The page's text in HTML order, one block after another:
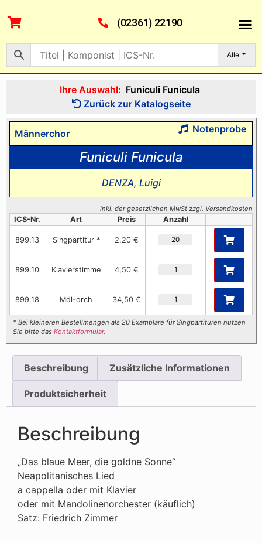
(02361) 22190
Alle
Ihre Auswahl: Funiculi Funicula
Zurück zur Katalogseite
Männerchor Notenprobe
Funiculi Funicula
DENZA, Luigi
inkl. der gesetzlichen MwSt zzgl. Versandkosten
ICS-Nr. Art Preis Anzahl
899.13 Singpartitur * 2,20 €
899.10 Klavierstimme 4,50 €
899.18 Mdl-orch 34,50 €
* Bei kleineren Bestellmengen als 20 Examplare für Singpartituren nutzen
Sie bitte dasKontaktformular.
Beschreibung Zusätzliche Informationen
Produktsicherheit
Beschreibung
„Das blaue Meer, die goldne Sonne“
Neapolitanisches Lied
a cappella oder mit Klavier
oder mit Mandolinenorchester (käuflich)
Satz: Friedrich Zimmer